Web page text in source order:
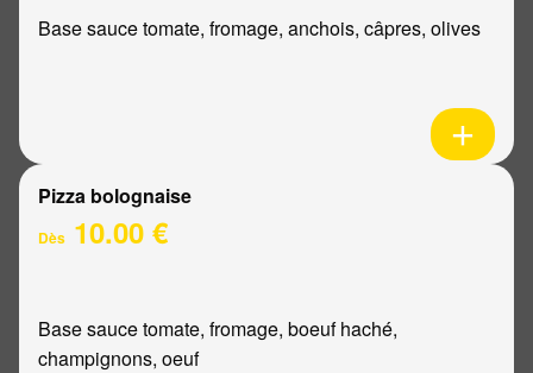
Base sauce tomate, fromage, anchois, câpres, olives
Pizza bolognaise
Dès 10.00 €
Base sauce tomate, fromage, boeuf haché,
champignons, oeuf